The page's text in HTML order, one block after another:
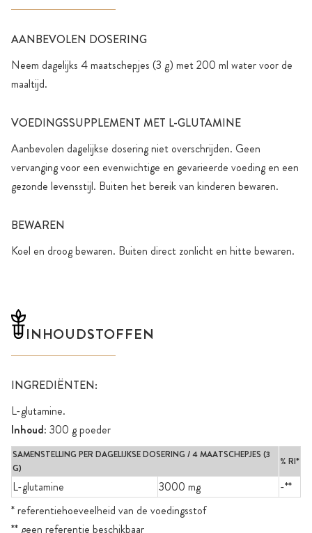
AANBEVOLEN DOSERING
Neem dagelijks 4 maatschepjes (3 g) met 200 ml water voor de
maaltijd.
VOEDINGSSUPPLEMENT MET L-GLUTAMINE
Aanbevolen dagelijkse dosering niet overschrijden. Geen
vervanging voor een evenwichtige en gevarieerde voeding en een
gezonde levensstijl. Buiten het bereik van kinderen bewaren.
BEWAREN
Koel en droog bewaren. Buiten direct zonlicht en hitte bewaren.
INHOUDSTOFFEN
INGREDIËNTEN:
L-glutamine.
Inhoud: 300 g poeder
SAMENSTELLING PER DAGELIJKSE DOSERING / 4 MAATSCHEPJES (3
G)
% RI*
L-glutamine 3000 mg
-**
* referentiehoeveelheid van de voedingsstof
** geen referentie beschikbaar